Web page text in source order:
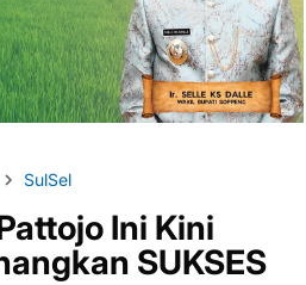
SulSel
Ini Kini
SUKSES